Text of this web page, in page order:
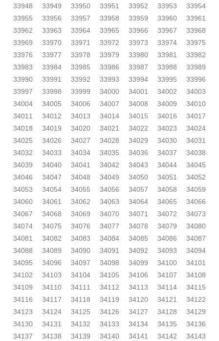
33948 33949 33950 33951 33952 33953
33954
33955
33956 33957 33958 33959 33960
33961
33962
33963 33964 33965 33966 33967
33968
33969
33970 33971 33972 33973 33974
33975
33976
33977 33978 33979 33980 33981
33982
33983
33984 33985 33986 33987 33988
33989
33990
33991 33992 33993 33994 33995
33996
33997
33998 33999 34000 34001 34002
34003
34004
34005 34006 34007 34008 34009
34010
34011
34012 34013 34014 34015 34016
34017
34018
34019 34020 34021 34022 34023
34024
34025
34026 34027 34028 34029 34030
34031
34032
34033 34034 34035 34036 34037
34038
34039
34040 34041 34042 34043 34044
34045
34046
34047 34048 34049 34050 34051
34052
34053
34054 34055 34056 34057 34058
34059
34060
34061 34062 34063 34064 34065
34066
34067
34068 34069 34070 34071 34072
34073
34074
34075 34076 34077 34078 34079
34080
34081
34082 34083 34084 34085 34086
34087
34088
34089 34090 34091 34092 34093
34094
34095
34096 34097 34098 34099 34100
34101
34102
34103 34104 34105 34106 34107
34108
34109
34110 34111 34112 34113 34114
34115
34116
34117 34118 34119 34120 34121
34122
34123
34124 34125 34126 34127 34128
34129
34130
34131 34132 34133 34134 34135
34136
34137
34138 34139 34140 34141 34142
34143